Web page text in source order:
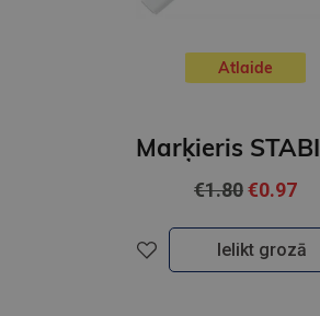
Atlaide
€1.80€0.97
Ielikt grozā